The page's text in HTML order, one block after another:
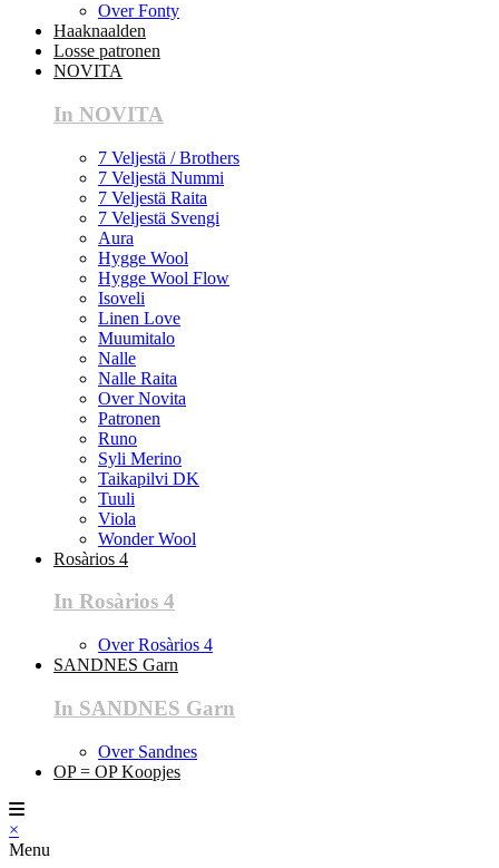
Over Fonty
Haaknaalden
Losse patronen
NOVITA
In NOVITA
7 Veljestä / Brothers
7 Veljestä Nummi
7 Veljestä Raita
7 Veljestä Svengi
Aura
Hygge Wool
Hygge Wool Flow
Isoveli
Linen Love
Muumitalo
Nalle
Nalle Raita
Over Novita
Patronen
Runo
Syli Merino
Taikapilvi DK
Tuuli
Viola
Wonder Wool
Rosàrios 4
In Rosàrios 4
Over Rosàrios 4
SANDNES Garn
In SANDNES Garn
Over Sandnes
OP = OP Koopjes
×
Menu